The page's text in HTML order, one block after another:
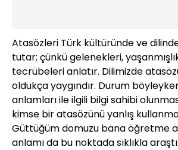
Atasözleri Türk kültüründe ve
tutar; çünkü gelenekleri,
tecrübeleri anlatır. Dilimizde
oldukça yaygındır. Durum
anlamları ile ilgili bilgi sahibi
kimse bir atasözünü yanlış
Güttüğüm domuzu bana öğretme
anlamı da bu noktada sıklıkla